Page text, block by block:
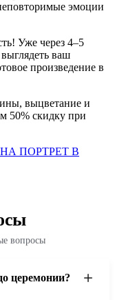
эмоции
Уже через 4–5
ваш
произведение в
выцветание и
50% скидку при
ПОРТРЕТ В
вопросы
церемонии?